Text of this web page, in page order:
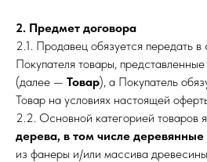
2. Предмет договора
2.1. Продавец обязуется передать в
Покупателя товары,
(далее — Товар), а Покупатель
Товар на условиях настоящей
2.2. Основной категорией товаров
дерева, в том числе
из фанеры и/или массива